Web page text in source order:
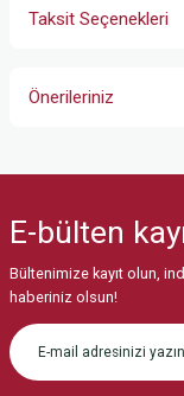
Taksit Seçenekleri
Önerileriniz
Görüş ve önerileriniz
Ürün resmi
Ürün
Ürün bilgilerinde
E-bülten
Bültenimize kayıt olun,
haberiniz olsun!